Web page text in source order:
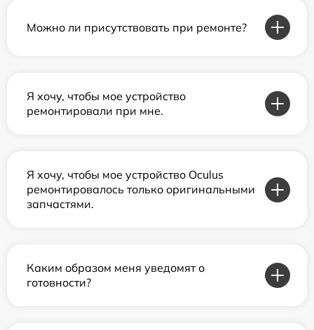
Можно ли присутствовать при ремонте?
Я хочу, чтобы мое устройство
ремонтировали при мне.
Я хочу, чтобы мое устройство Oculus
ремонтировалось только оригинальными
запчастями.
Каким образом меня уведомят о
готовности?